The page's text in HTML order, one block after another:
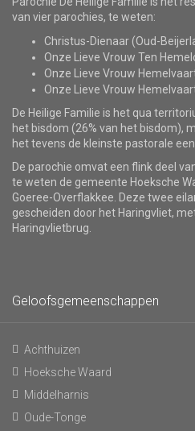
van vier parochies, te weten:
Christus-Dienaar (Oud-
Onze Lieve Vrouw Ten
Onze Lieve Vrouw
Onze Lieve Vrouw
De Heilige Familie is het qua
het bisdom (26% van het bisdom),
het tevens de kleinste pastorale
De parochie omvat een flink deel
te weten de gemeente Hoeksche
Goeree-Overflakkee. Deze twee
gescheiden door het Haringvliet,
Haringvlietbrug.
Geloofsgemeenschappen
Achthuizen
Hoeksche Waard
Middelharnis
Oude-Tonge